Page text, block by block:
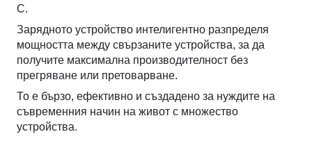
C.
Зарядното устройство интелигентно разпределя
мощността между свързаните устройства, за да
получите максимална производителност без
прегряване или претоварване.
То е бързо, ефективно и създадено за нуждите на
съвременния начин на живот с множество
устройства.